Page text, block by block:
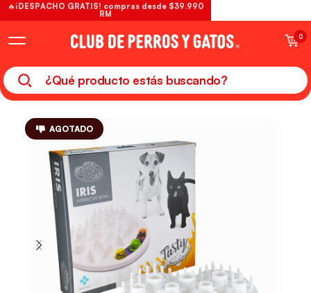
0
AGOTADO
🔥¡DESPACHO GRATIS! compras desde $39.990
RM